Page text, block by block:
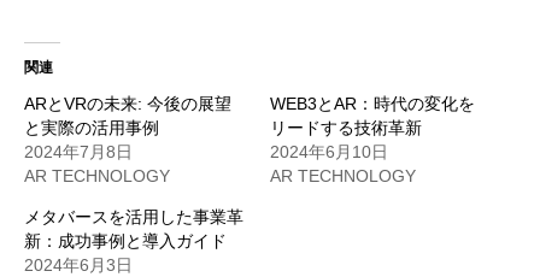
関連
ARとVRの未来: 今後の展望
と実際の活用事例
2024年7月8日
AR TECHNOLOGY
WEB3とAR：時代の変化を
リードする技術革新
2024年6月10日
AR TECHNOLOGY
メタバースを活用した事業革
新：成功事例と導入ガイド
2024年6月3日